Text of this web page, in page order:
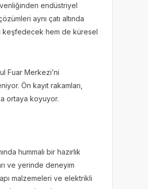
endüstriyel
aynı çatı altında
keşfedecek hem de küresel
Fuar Merkezi’ni
Ön kayıt rakamları,
ortaya koyuyor.
hummalı bir hazırlık
ve yerinde deneyim
malzemeleri ve elektrikli